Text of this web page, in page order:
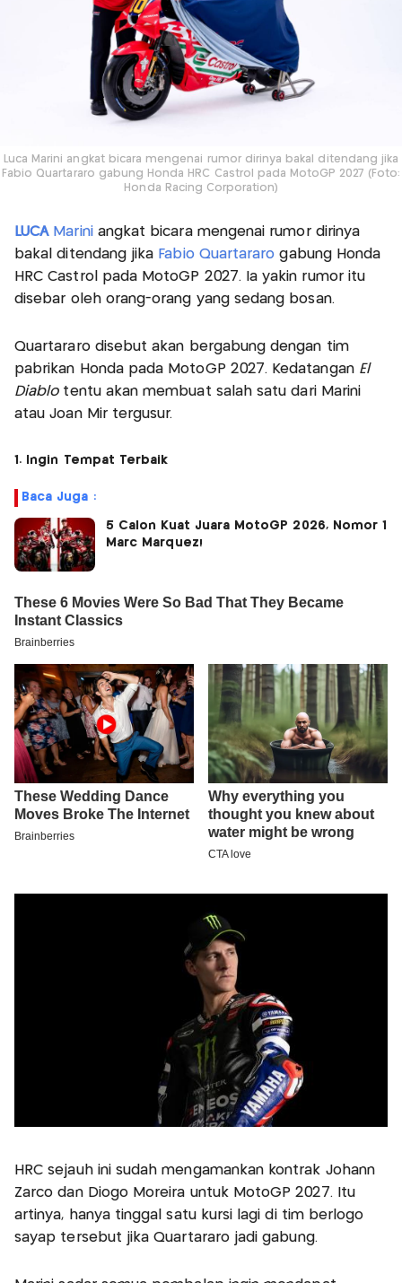
Luca Marini angkat bicara mengenai rumor dirinya bakal ditendang jika
Fabio Quartararo gabung Honda HRC Castrol pada MotoGP 2027 (Foto:
Honda Racing Corporation)
LUCA Mariniangkat bicara mengenai rumor dirinya
bakal ditendang jika Fabio Quartararo gabung Honda
HRC Castrol pada MotoGP 2027. Ia yakin rumor itu
disebar oleh orang-orang yang sedang bosan.
Quartararo disebut akan bergabung dengan tim
pabrikan Honda pada MotoGP 2027. Kedatangan El
Diablotentu akan membuat salah satu dari Marini
atau Joan Mir tergusur.
1. Ingin Tempat Terbaik
Baca Juga :
5 Calon Kuat Juara MotoGP 2026, Nomor 1
Marc Marquez!
HRC sejauh ini sudah mengamankan kontrak Johann
Zarco dan Diogo Moreira untuk MotoGP 2027. Itu
artinya, hanya tinggal satu kursi lagi di tim berlogo
sayap tersebut jika Quartararo jadi gabung.